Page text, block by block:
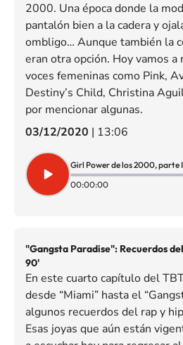
2000. Una época donde la
pantalón bien a la cadera y
ombligo… Aunque también la
eran otra opción. Hoy vamos a
voces femeninas como Pink,
Destiny’s Child, Christina
por mencionar algunas.
03/12/2020 | 13:06
Girl Power de los 2000, parte I
00:00:00
"Gangsta Paradise": Recuerdos
90'
En este cuarto capítulo del
desde “Miami” hasta el
algunos recuerdos del rap y
Esas joyas que aún están